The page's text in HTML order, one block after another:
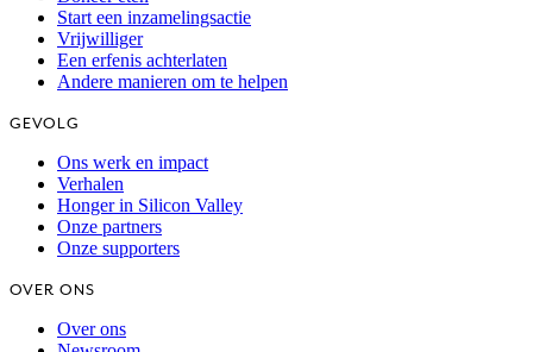
Start een inzamelingsactie
Vrijwilliger
Een erfenis achterlaten
Andere manieren om te helpen
GEVOLG
Ons werk en impact
Verhalen
Honger in Silicon Valley
Onze partners
Onze supporters
OVER ONS
Over ons